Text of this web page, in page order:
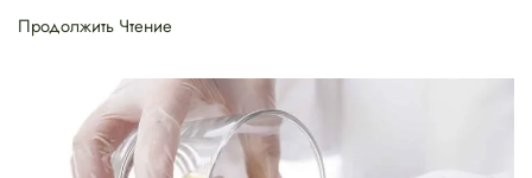
Продолжить Чтение